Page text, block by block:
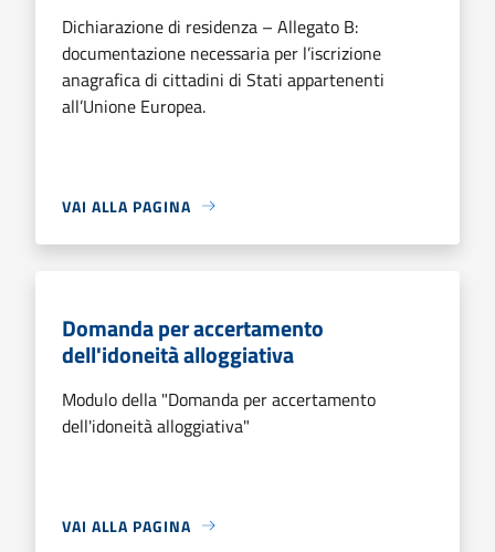
Dichiarazione di residenza – Allegato B:
documentazione necessaria per l’iscrizione
anagrafica di cittadini di Stati appartenenti
all’Unione Europea.
VAI ALLA PAGINA
Domanda per accertamento
dell'idoneità alloggiativa
Modulo della "Domanda per accertamento
dell'idoneità alloggiativa"
VAI ALLA PAGINA